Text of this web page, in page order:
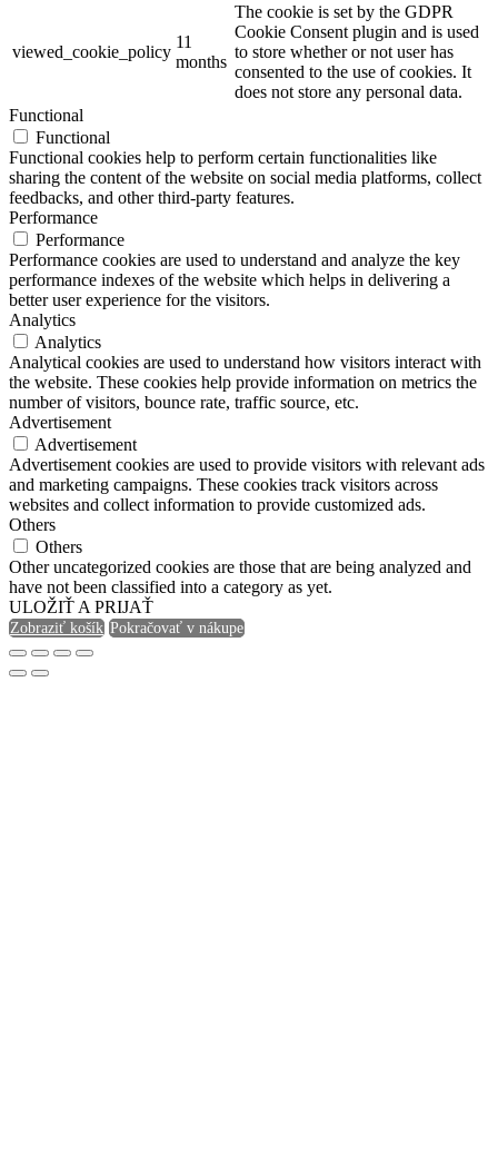
viewed_cookie_policy
11
months
The cookie is set by the GDPR
Cookie Consent plugin and is used
to store whether or not user has
consented to the use of cookies. It
does not store any personal data.
Functional
Functional
Functional cookies help to perform certain functionalities like
sharing the content of the website on social media platforms, collect
feedbacks, and other third-party features.
Performance
Performance
Performance cookies are used to understand and analyze the key
performance indexes of the website which helps in delivering a
better user experience for the visitors.
Analytics
Analytics
Analytical cookies are used to understand how visitors interact with
the website. These cookies help provide information on metrics the
number of visitors, bounce rate, traffic source, etc.
Advertisement
Advertisement
Advertisement cookies are used to provide visitors with relevant ads
and marketing campaigns. These cookies track visitors across
websites and collect information to provide customized ads.
Others
Others
Other uncategorized cookies are those that are being analyzed and
have not been classified into a category as yet.
ULOŽIŤ A PRIJAŤ
Zobraziť košík Pokračovať v nákupe